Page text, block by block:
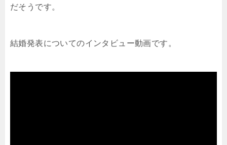
だそうです。
結婚発表についてのインタビュー動画です。